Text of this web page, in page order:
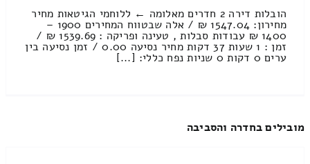
הובלות דירה 2 חדרים מאלומה ← ללוחמי הגיטאות מחיר
מחירון: 1547.04 ₪ / אלה שבטווח המחירים 1900 –
1400 ₪ עבודות סבלות , טעינה ופריקה : 1539.69 ₪ /
זמן : 1 שעות 37 דקות מחיר נסיעה 0.00 / זמן נסיעה בין
ערים 0 דקות 0 שניות נפח כללי: [...]
מובילים בחדרה והסביבה